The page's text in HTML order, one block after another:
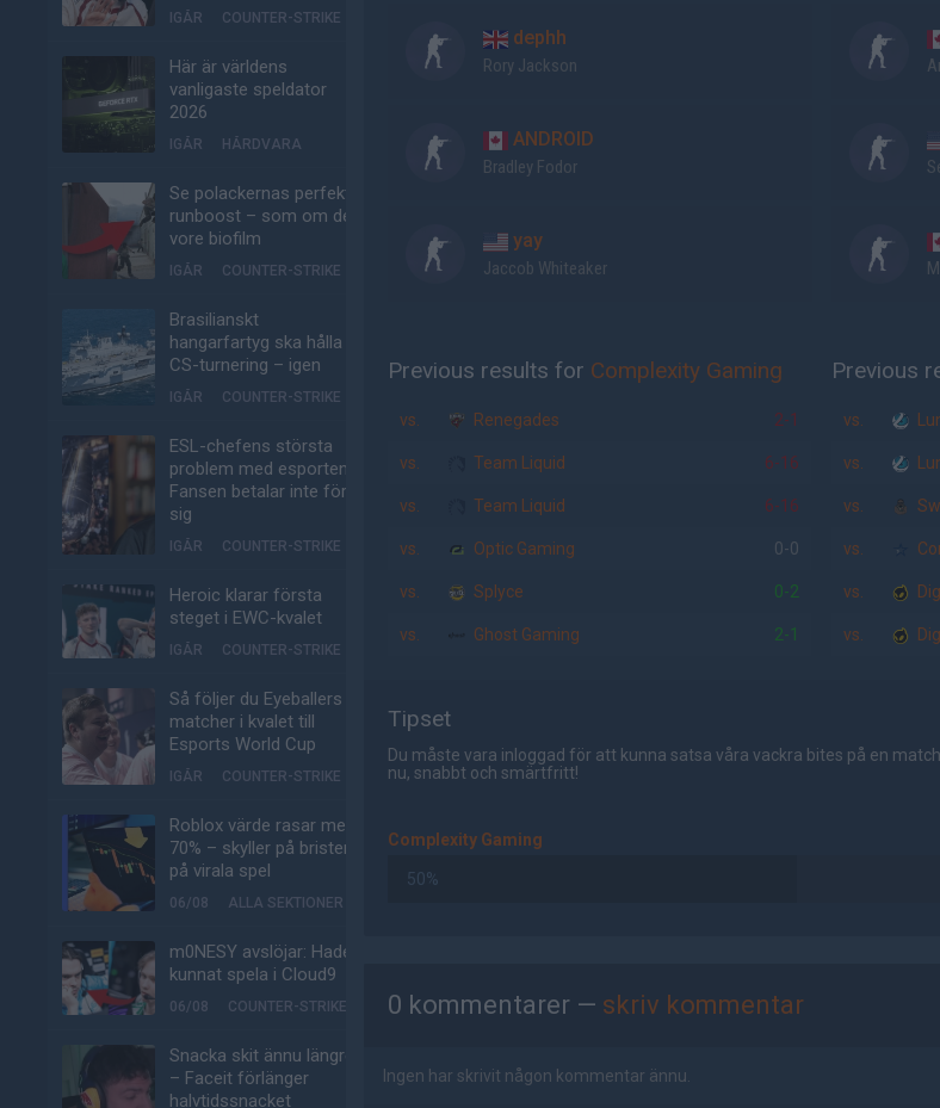
IGÅR COUNTER-STRIKE
Här är världens
vanligaste speldator
2026
IGÅR HÅRDVARA
Se polackernas perfekta
runboost – som om det
vore biofilm
IGÅR COUNTER-STRIKE
Brasilianskt
hangarfartyg ska hålla
CS-turnering – igen
IGÅR COUNTER-STRIKE
ESL-chefens största
problem med esporten:
Fansen betalar inte för
sig
IGÅR COUNTER-STRIKE
Heroic klarar första
steget i EWC-kvalet
IGÅR COUNTER-STRIKE
Så följer du Eyeballers
matcher i kvalet till
Esports World Cup
IGÅR COUNTER-STRIKE
Roblox värde rasar med
70% – skyller på bristen
på virala spel
06/08 ALLA SEKTIONER
m0NESY avslöjar: Hade
kunnat spela i Cloud9
06/08 COUNTER-STRIKE
Snacka skit ännu längre
– Faceit förlänger
halvtidssnacket
dephh
Rory Jackson
ANDROID
Bradley Fodor
yay
Jaccob Whiteaker
Previous results for Complexity Gaming
vs. Renegades 2-1
vs. Team Liquid 6-16
vs. Team Liquid 6-16
vs. Optic Gaming 0-0
vs. Splyce 0-2
vs. Ghost Gaming 2-1
Previous
vs.
vs.
vs.
vs.
vs.
vs.
Tipset
Du måste vara inloggad för att kunna satsa våra vackra bites på en
nu, snabbt och smärtfritt!
Complexity Gaming
50%
0 kommentarer — skriv kommentar
Ingen har skrivit någon kommentar ännu.